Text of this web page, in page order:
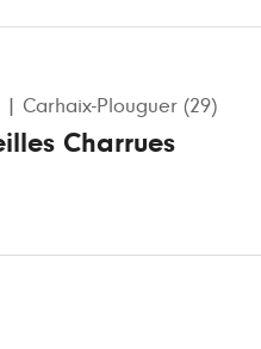
Carhaix-Plouguer (29)
Charrues